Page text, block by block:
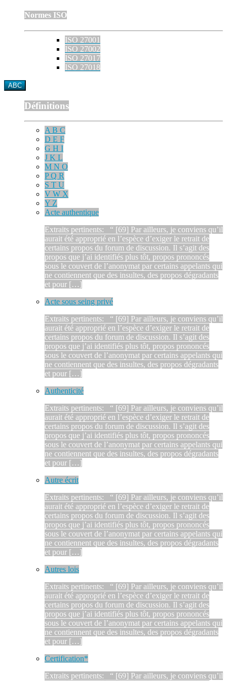
Normes ISO
ISO 27001
ISO 27002
ISO 27017
ISO 27018
ABC
Définitions
A B C
D E F
G H I
J K L
M N O
P Q R
S T U
V W X
Y Z
Acte authentique
Extraits pertinents: “ [69] Par ailleurs, je conviens qu’il
aurait été approprié en l’espèce d’exiger le retrait de
certains propos du forum de discussion. Il s’agit des
propos que j’ai identifiés plus tôt, propos prononcés
sous le couvert de l’anonymat par certains appelants qui
ne contiennent que des insultes, des propos dégradants
et pour […]
Acte sous seing privé
Extraits pertinents: “ [69] Par ailleurs, je conviens qu’il
aurait été approprié en l’espèce d’exiger le retrait de
certains propos du forum de discussion. Il s’agit des
propos que j’ai identifiés plus tôt, propos prononcés
sous le couvert de l’anonymat par certains appelants qui
ne contiennent que des insultes, des propos dégradants
et pour […]
Authenticité
Extraits pertinents: “ [69] Par ailleurs, je conviens qu’il
aurait été approprié en l’espèce d’exiger le retrait de
certains propos du forum de discussion. Il s’agit des
propos que j’ai identifiés plus tôt, propos prononcés
sous le couvert de l’anonymat par certains appelants qui
ne contiennent que des insultes, des propos dégradants
et pour […]
Autre écrit
Extraits pertinents: “ [69] Par ailleurs, je conviens qu’il
aurait été approprié en l’espèce d’exiger le retrait de
certains propos du forum de discussion. Il s’agit des
propos que j’ai identifiés plus tôt, propos prononcés
sous le couvert de l’anonymat par certains appelants qui
ne contiennent que des insultes, des propos dégradants
et pour […]
Autres lois
Extraits pertinents: “ [69] Par ailleurs, je conviens qu’il
aurait été approprié en l’espèce d’exiger le retrait de
certains propos du forum de discussion. Il s’agit des
propos que j’ai identifiés plus tôt, propos prononcés
sous le couvert de l’anonymat par certains appelants qui
ne contiennent que des insultes, des propos dégradants
et pour […]
Certification*
Extraits pertinents: “ [69] Par ailleurs, je conviens qu’il